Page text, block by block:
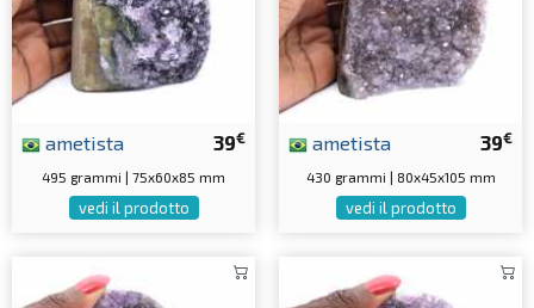
39€
ametista
495 grammi | 75x60x85 mm
vedi il prodotto
39€
ametista
430 grammi | 80x45x105 mm
vedi il prodotto